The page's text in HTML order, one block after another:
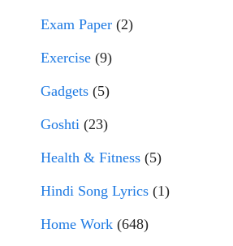
Exam Paper (2)
Exercise (9)
Gadgets (5)
Goshti (23)
Health & Fitness (5)
Hindi Song Lyrics (1)
Home Work (648)